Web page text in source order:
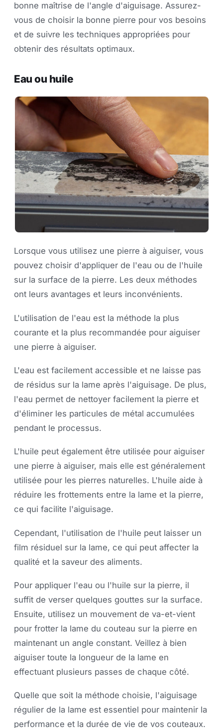
bonne maîtrise de l'angle d'aiguisage. Assurez-
vous de choisir la bonne pierre pour vos besoins
et de suivre les techniques appropriées pour
obtenir des résultats optimaux.
Eau ou huile
Lorsque vous utilisez une pierre à aiguiser, vous
pouvez choisir d'appliquer de l'eau ou de l'huile
sur la surface de la pierre. Les deux méthodes
ont leurs avantages et leurs inconvénients.
L'utilisation de l'eau est la méthode la plus
courante et la plus recommandée pour aiguiser
une pierre à aiguiser.
L'eau est facilement accessible et ne laisse pas
de résidus sur la lame après l'aiguisage. De plus,
l'eau permet de nettoyer facilement la pierre et
d'éliminer les particules de métal accumulées
pendant le processus.
L'huile peut également être utilisée pour aiguiser
une pierre à aiguiser, mais elle est généralement
utilisée pour les pierres naturelles. L'huile aide à
réduire les frottements entre la lame et la pierre,
ce qui facilite l'aiguisage.
Cependant, l'utilisation de l'huile peut laisser un
film résiduel sur la lame, ce qui peut affecter la
qualité et la saveur des aliments.
Pour appliquer l'eau ou l'huile sur la pierre, il
suffit de verser quelques gouttes sur la surface.
Ensuite, utilisez un mouvement de va-et-vient
pour frotter la lame du couteau sur la pierre en
maintenant un angle constant. Veillez à bien
aiguiser toute la longueur de la lame en
effectuant plusieurs passes de chaque côté.
Quelle que soit la méthode choisie, l'aiguisage
régulier de la lame est essentiel pour maintenir la
performance et la durée de vie de vos couteaux.